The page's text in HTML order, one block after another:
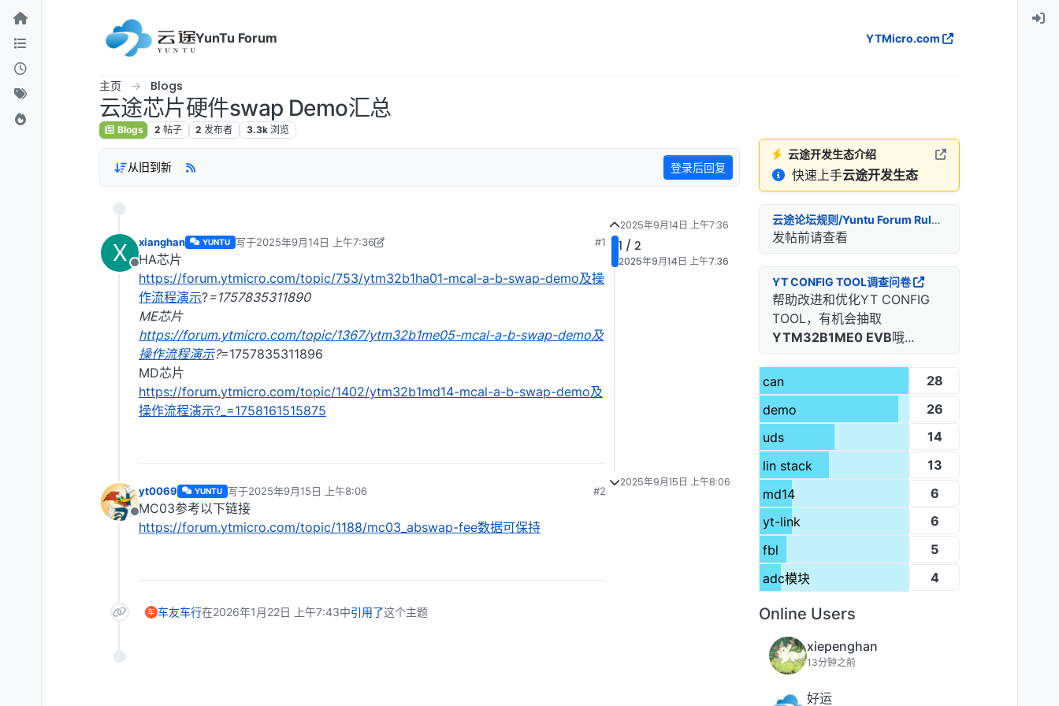
跳转至内容
YunTu Forum
YTMicro.com
主页 Blogs
云途芯片硬件swap Demo汇总
Blogs 2 帖子 2 发布者 3.3k 浏览
从旧到新 登录后回复
X
离线
xianghan YUNTU 写于2025年9月14日 上午7:36
最后由 xianghan 编辑2025年9月18日 上午10:13
#1
HA芯片
https://forum.ytmicro.com/topic/753/ytm32b1ha01-mcal-a-b-swap-demo及操
作流程演示?=1757835311890
ME芯片
https://forum.ytmicro.com/topic/1367/ytm32b1me05-mcal-a-b-swap-demo及
操作流程演示?=1757835311896
MD芯片
https://forum.ytmicro.com/topic/1402/ytm32b1md14-mcal-a-b-swap-demo及
操作流程演示?_=1758161515875
离线
yt0069 YUNTU 写于2025年9月15日 上午8:06
最后由 编辑
#2
MC03参考以下链接
https://forum.ytmicro.com/topic/1188/mc03_abswap-fee数据可保持
车 车友车行在2026年1月22日 上午7:43中引用了这个主题
2025年9月14日 上午7:36
1 / 2
2025年9月14日 上午7:36
2025年9月15日 上午8:06
云途开发生态介绍
快速上手云途开发生态
云途论坛规则/Yuntu Forum Rules
发帖前请查看
YT CONFIG TOOL调查问卷
帮助改进和优化YT CONFIG
TOOL，有机会抽取
YTM32B1ME0 EVB哦...
can
28
demo
26
uds
14
lin stack
13
md14
6
yt-link
6
fbl
5
adc模块
4
Online Users
xiepenghan
13分钟之前
好运